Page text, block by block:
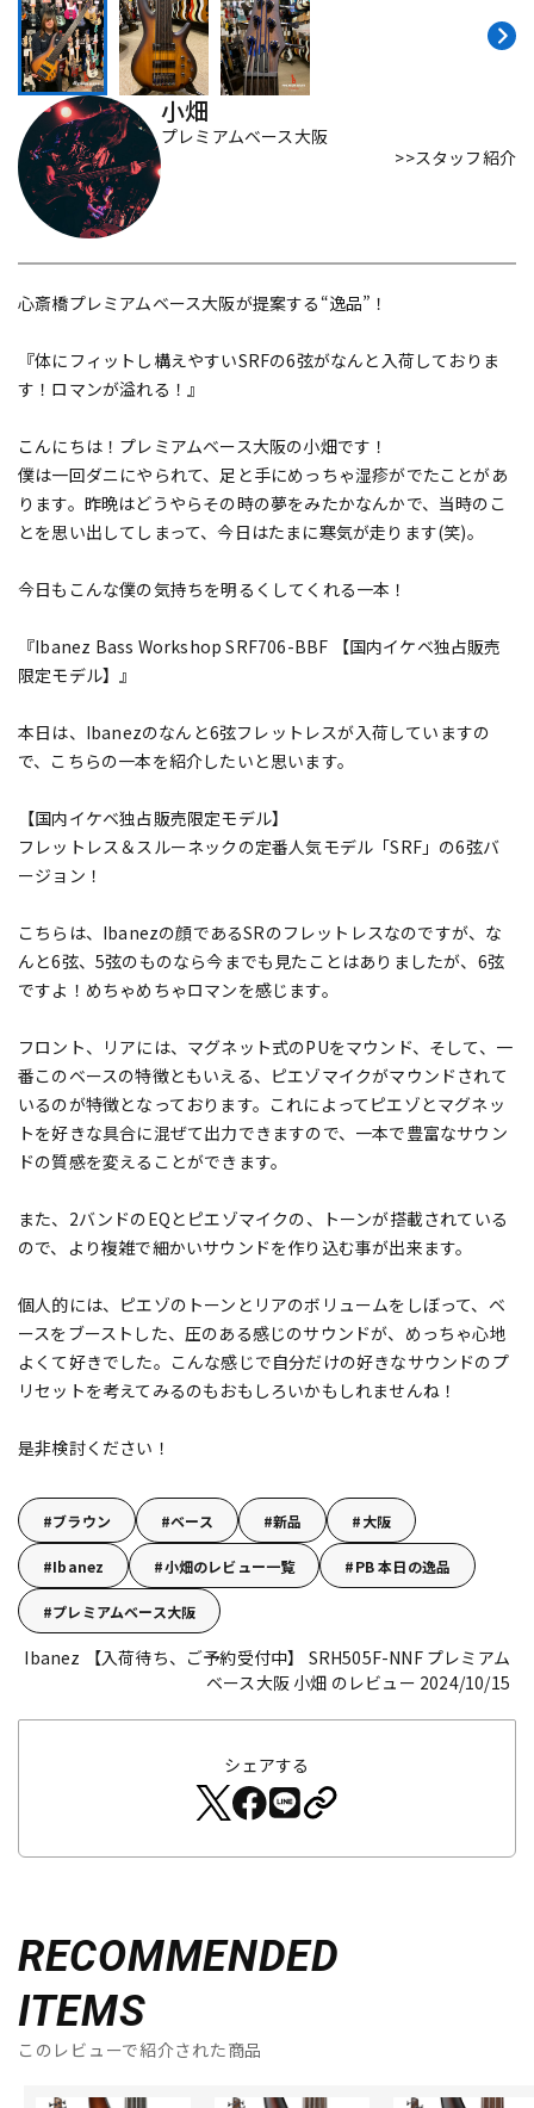
配信/ライブ機器
中古 ヴィンテージ
小畑
プレミアムベース大阪
>>スタッフ紹介
心斎橋プレミアムベース大阪が提案する“逸品”！
『体にフィットし構えやすいSRFの6弦がなんと入荷しておりま
す！ロマンが溢れる！』
こんにちは！プレミアムベース大阪の小畑です！
僕は一回ダニにやられて、足と手にめっちゃ湿疹がでたことがあ
ります。昨晩はどうやらその時の夢をみたかなんかで、当時のこ
とを思い出してしまって、今日はたまに寒気が走ります(笑)。
今日もこんな僕の気持ちを明るくしてくれる一本！
『Ibanez Bass Workshop SRF706-BBF 【国内イケベ独占販売
限定モデル】』
本日は、Ibanezのなんと6弦フレットレスが入荷していますの
で、こちらの一本を紹介したいと思います。
【国内イケベ独占販売限定モデル】
フレットレス＆スルーネックの定番人気モデル「SRF」の6弦バ
ージョン！
こちらは、Ibanezの顔であるSRのフレットレスなのですが、な
んと6弦、5弦のものなら今までも見たことはありましたが、6弦
ですよ！めちゃめちゃロマンを感じます。
フロント、リアには、マグネット式のPUをマウンド、そして、一
番このベースの特徴ともいえる、ピエゾマイクがマウンドされて
いるのが特徴となっております。これによってピエゾとマグネッ
トを好きな具合に混ぜて出力できますので、一本で豊富なサウン
ドの質感を変えることができます。
また、2バンドのEQとピエゾマイクの、トーンが搭載されている
ので、より複雑で細かいサウンドを作り込む事が出来ます。
個人的には、ピエゾのトーンとリアのボリュームをしぼって、ベ
ースをブーストした、圧のある感じのサウンドが、めっちゃ心地
よくて好きでした。こんな感じで自分だけの好きなサウンドのプ
リセットを考えてみるのもおもしろいかもしれませんね！
是非検討ください！
ブラウン ベース 新品 大阪
Ibanez 小畑のレビュー一覧 PB 本日の逸品
プレミアムベース大阪
Ibanez 【入荷待ち、ご予約受付中】 SRH505F-NNFプレミアム
ベース大阪 小畑 のレビュー 2024/10/15
シェアする
RECOMMENDED
ITEMS
このレビューで紹介された商品